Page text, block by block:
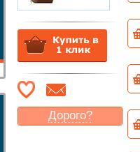
Дорого?